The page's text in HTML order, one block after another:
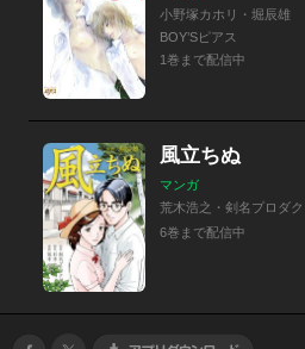
小野塚カホリ・堀辰雄
BOY’Sピアス
1巻まで配信中
風立ちぬ
マンガ
荒木浩之・剣名プロダ
6巻まで配信中